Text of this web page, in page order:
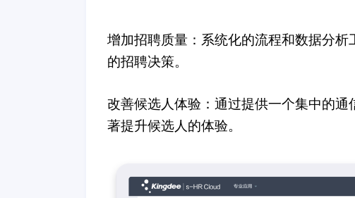
增加招聘质量：系统化的流程和数据分
的招聘决策。
改善候选人体验：通过提供一个集中的通
著提升候选人的体验。